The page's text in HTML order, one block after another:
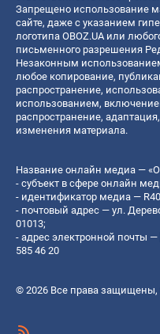
Запрещено использование
сайте, даже с указанием
логотипа OBOZ.UA или
письменного разрешения
Незаконным
любое копирование,
распространение,
использованием,
распространение,
изменения материала.
Название онлайн медиа —
- субъект в сфере онлайн
- идентификатор медиа —
- почтовый адрес — ул.
01013;
- адрес электронной почты —
585 46 20
© 2026 Все права защищены,